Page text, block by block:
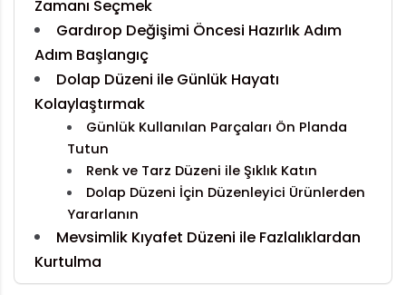
Zamanı Seçmek
Gardırop Değişimi Öncesi Hazırlık Adım
Adım Başlangıç
Dolap Düzeni ile Günlük Hayatı
Kolaylaştırmak
Günlük Kullanılan Parçaları Ön Planda
Tutun
Renk ve Tarz Düzeni ile Şıklık Katın
Dolap Düzeni İçin Düzenleyici Ürünlerden
Yararlanın
Mevsimlik Kıyafet Düzeni ile Fazlalıklardan
Kurtulma